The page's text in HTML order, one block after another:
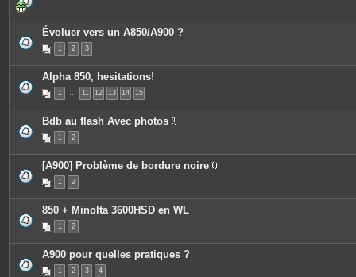
Évoluer vers un A850/A900 ?
1 2 3
Alpha 850, hesitations!
1 … 11 12 13 14 15
Bdb au flash Avec photos
c
e
i
n
s
1 2
[A900] Problème de bordure noire
c
1 2
850 + Minolta 3600HSD en WL
1 2
A900 pour quelles pratiques ?
1 2 3 4